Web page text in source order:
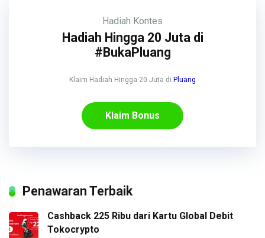
Hadiah Kontes
Hadiah Hingga 20 Juta di
#BukaPluang
Klaim Hadiah Hingga 20 Juta di Pluang
Klaim Bonus
Penawaran Terbaik
Cashback 225 Ribu dari Kartu Global Debit
Tokocrypto